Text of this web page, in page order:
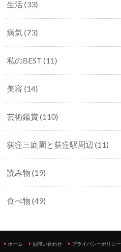
生活(33)
病気(73)
私のBEST (11)
美容 (14)
芸術鑑賞 (110)
荻窪三庭園と荻窪駅周辺 (11)
読み物 (19)
食べ物 (49)
ホーム お問い合わせ プライバシーポリシー